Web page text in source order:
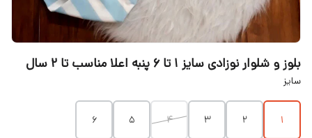
بلوز و شلوار نوزادی سایز ۱ تا ۶ پنبه اعلا مناسب تا ۲ سال
سایز
1
2
3
4
5
6